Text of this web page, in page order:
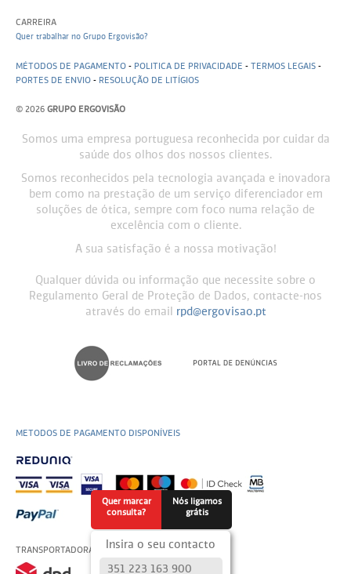
CARREIRA
Quer trabalhar no Grupo Ergovisão?
MÉTODOS DE PAGAMENTO - POLITICA DE PRIVACIDADE - TERMOS LEGAIS -
PORTES DE ENVIO - RESOLUÇÃO DE LITÍGIOS
© 2026 GRUPO ERGOVISÃO
Somos uma empresa portuguesa reconhecida por cuidar da
saúde dos olhos dos nossos clientes.
Somos reconhecidos pela tecnologia avançada e inovadora
bem como na prestação de um serviço diferenciador em
soluções de ótica, sempre com foco numa relação de
excelência com o cliente.
A sua satisfação é a nossa motivação!
Qualquer dúvida ou informação que necessite sobre o
Regulamento Geral de Proteção de Dados, contacte-nos
através do email
rpd@ergovisao.pt
METODOS DE PAGAMENTO DISPONÍVEIS
TRANSPORTADORAS USADAS
Quer marcar
consulta?
Nós ligamos
grátis
Insira o seu contacto